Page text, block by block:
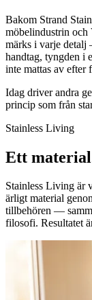
Bakom Strand
möbelindustrin och
märks i varje detalj
handtag, tyngden i
inte mattas av efter
Idag driver andra
princip som från
Stainless Living
Ett
Stainless Living är
ärligt material
tillbehören —
filosofi. Resultatet